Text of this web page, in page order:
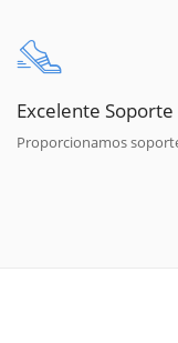
Excelente Soporte
Proporcionamos